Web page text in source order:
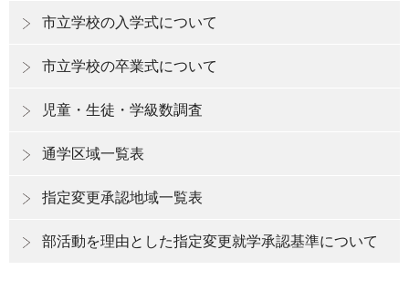
市立学校の入学式について
市立学校の卒業式について
児童・生徒・学級数調査
通学区域一覧表
指定変更承認地域一覧表
部活動を理由とした指定変更就学承認基準について